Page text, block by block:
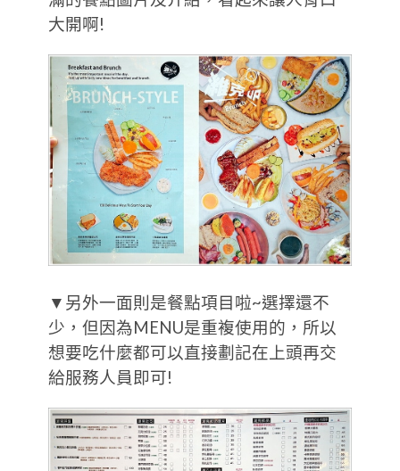
大開啊!
▼另外一面則是餐點項目啦~選擇還不
少，但因為MENU是重複使用的，所以
想要吃什麼都可以直接劃記在上頭再交
給服務人員即可!